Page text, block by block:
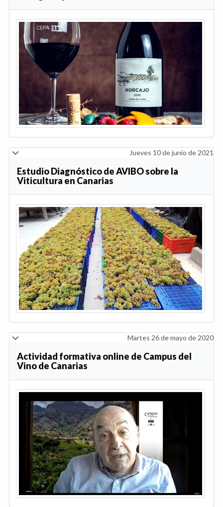
Jueves 10 de junio de 2021
Estudio Diagnóstico de AVIBO sobre la
Viticultura en Canarias
Martes 26 de mayo de 2020
Actividad formativa online de Campus del
Vino de Canarias